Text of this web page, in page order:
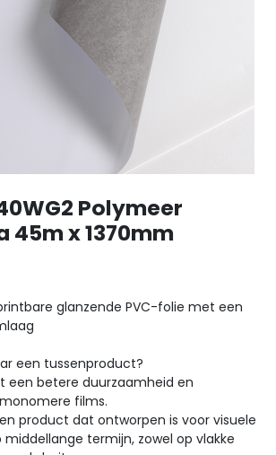
Polymeer
x 1370mm
glanzende PVC-folie met een
een tussenproduct?
een betere duurzaamheid en
films.
product dat ontworpen is voor visuele
termijn, zowel op vlakke